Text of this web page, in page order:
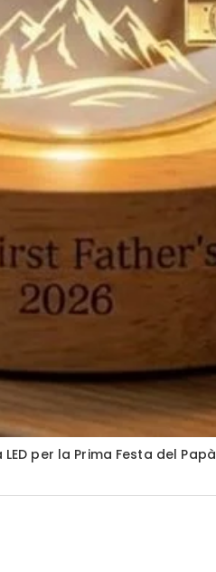
per la Prima Festa del Papà